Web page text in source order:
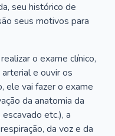
seu histórico de
seus motivos para
o exame clínico,
e ouvir os
ele vai fazer o exame
da anatomia da
etc.), a
da voz e da